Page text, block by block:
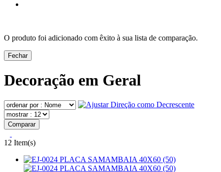
O produto foi adicionado com êxito à sua lista de comparação.
Fechar
Decoração em Geral
Comparar
12 Item(s)